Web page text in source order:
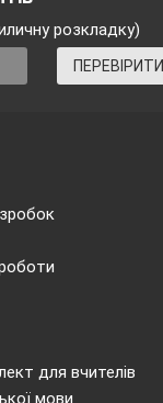
розкладку)
ПЕРЕВІРИТИ
для вчителів
мови